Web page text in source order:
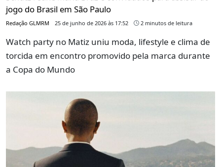
jogo do Brasil em São Paulo
Redação GLMRM 25 de junho de 2026 às 17:52 2 minutos de leitura
Watch party no Matiz uniu moda, lifestyle e clima de
torcida em encontro promovido pela marca durante
a Copa do Mundo